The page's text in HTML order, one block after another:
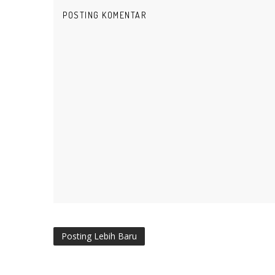
POSTING KOMENTAR
Posting Lebih Baru